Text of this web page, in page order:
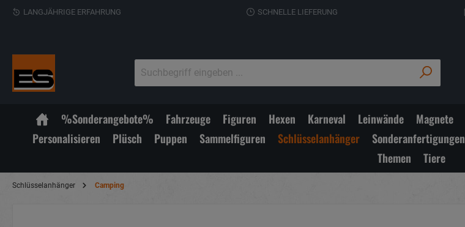
LANGJÄHRIGE ERFAHRUNG SCHNELLE LIEFERUNG
%Sonderangebote% Fahrzeuge Figuren Hexen Karneval Leinwände Magnete
Personalisieren
Plüsch Puppen Sammelfiguren Schlüsselanhänger Sonderanfertigungen
Themen
Tiere
Schlüsselanhänger Camping